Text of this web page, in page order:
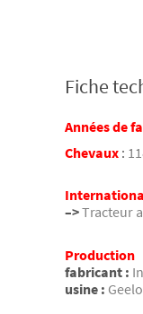
Fiche
Années de
Chevaux :
–>Tracteur
Production
fabricant :
usine :